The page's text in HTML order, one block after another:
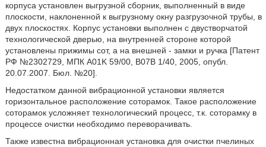
корпуса установлен выгрузной сборник, выполненный в виде
плоскости, наклоненной к выгрузному окну разгрузочной трубы, в
двух плоскостях. Корпус установки выполнен с двустворчатой
технологической дверью, на внутренней стороне которой
установлены прижимы сот, а на внешней - замки и ручка [Патент
РФ №2302729, МПК A01K 59/00, B07B 1/40, 2005, опубл.
20.07.2007. Бюл. №20].
Недостатком данной вибрационной установки является
горизонтальное расположение соторамок. Такое расположение
соторамок усложняет технологический процесс, т.к. соторамку в
процессе очистки необходимо переворачивать.
Также известна вибрационная установка для очистки пчелиных